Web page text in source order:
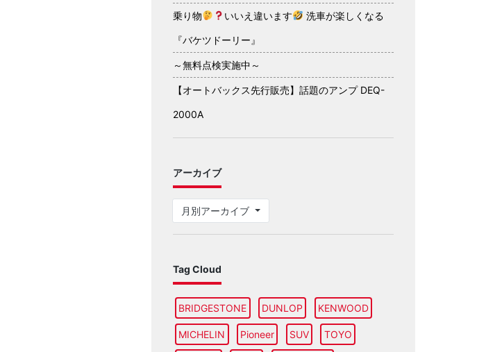
乗り物 いいえ違います 洗車が楽しくなる
『バケツドーリー』
～無料点検実施中～
【オートバックス先行販売】話題のアンプ DEQ-
2000A
アーカイブ
月別アーカイブ
Tag Cloud
BRIDGESTONE DUNLOP KENWOOD
MICHELIN Pioneer SUV TOYO